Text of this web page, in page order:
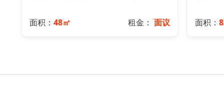
面积： 48㎡ 租金： 面议 面积：